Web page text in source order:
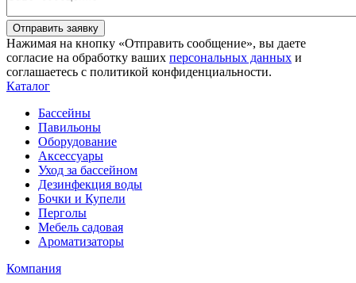
Отправить заявку
Нажимая на кнопку «Отправить сообщение», вы даете
согласие на обработку ваших персональных данных и
соглашаетесь с политикой конфиденциальности.
Каталог
Бассейны
Павильоны
Оборудование
Аксессуары
Уход за бассейном
Дезинфекция воды
Бочки и Купели
Перголы
Мебель садовая
Ароматизаторы
Компания